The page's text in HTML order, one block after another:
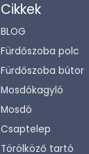
Cikkek
BLOG
Fürdőszoba polc
Fürdőszoba bútor
Mosdókagyló
Mosdó
Csaptelep
Törölköző tartó